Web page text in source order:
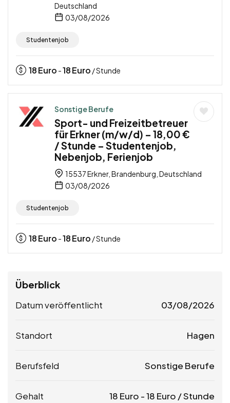
Deutschland
03/08/2026
Studentenjob
18Euro -18Euro / Stunde
Sonstige Berufe
Sport- und Freizeitbetreuer
für Erkner (m/w/d) – 18,00 €
/ Stunde – Studentenjob,
Nebenjob, Ferienjob
15537 Erkner, Brandenburg, Deutschland
03/08/2026
Studentenjob
18Euro -18Euro / Stunde
Überblick
Datum veröffentlicht 03/08/2026
Standort Hagen
Berufsfeld Sonstige Berufe
Gehalt 18 Euro -18 Euro / Stunde